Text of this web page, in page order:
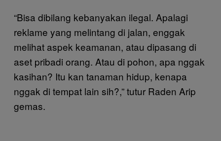
“Bisa dibilang kebanyakan ilegal. Apalagi
reklame yang melintang di jalan, enggak
melihat aspek keamanan, atau dipasang di
aset pribadi orang. Atau di pohon, apa nggak
kasihan? Itu kan tanaman hidup, kenapa
nggak di tempat lain sih?,” tutur Raden Arip
gemas.